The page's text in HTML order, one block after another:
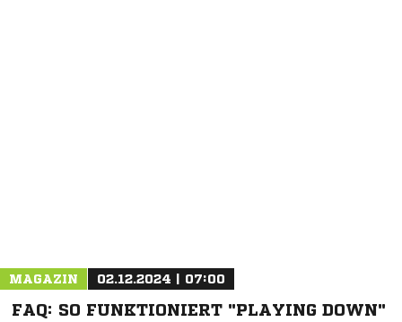
MAGAZIN 02.12.2024 | 07:00
FAQ: SO FUNKTIONIERT "PLAYING DOWN"